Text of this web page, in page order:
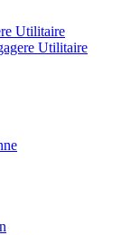
Utilitaire
Utilitaire